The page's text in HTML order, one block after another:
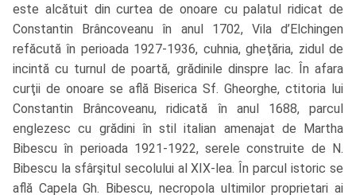
este alcătuit din curtea de onoare cu palatul ridicat de
Constantin Brâncoveanu în anul 1702, Vila d’Elchingen
refăcută în perioada 1927-1936, cuhnia, gheţăria, zidul de
incintă cu turnul de poartă, grădinile dinspre lac. În afara
curţii de onoare se află Biserica Sf. Gheorghe, ctitoria lui
Constantin Brâncoveanu, ridicată în anul 1688, parcul
englezesc cu grădini în stil italian amenajat de Martha
Bibescu în perioada 1921-1922, serele construite de N.
Bibescu la sfârşitul secolului al XIX-lea. În parcul istoric se
află Capela Gh. Bibescu, necropola ultimilor proprietari ai